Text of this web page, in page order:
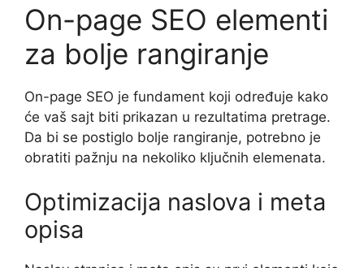
On-page SEO elementi
za bolje rangiranje
On-page SEO je fundament koji određuje kako
će vaš sajt biti prikazan u rezultatima pretrage.
Da bi se postiglo bolje rangiranje, potrebno je
obratiti pažnju na nekoliko ključnih elemenata.
Optimizacija naslova i meta
opisa